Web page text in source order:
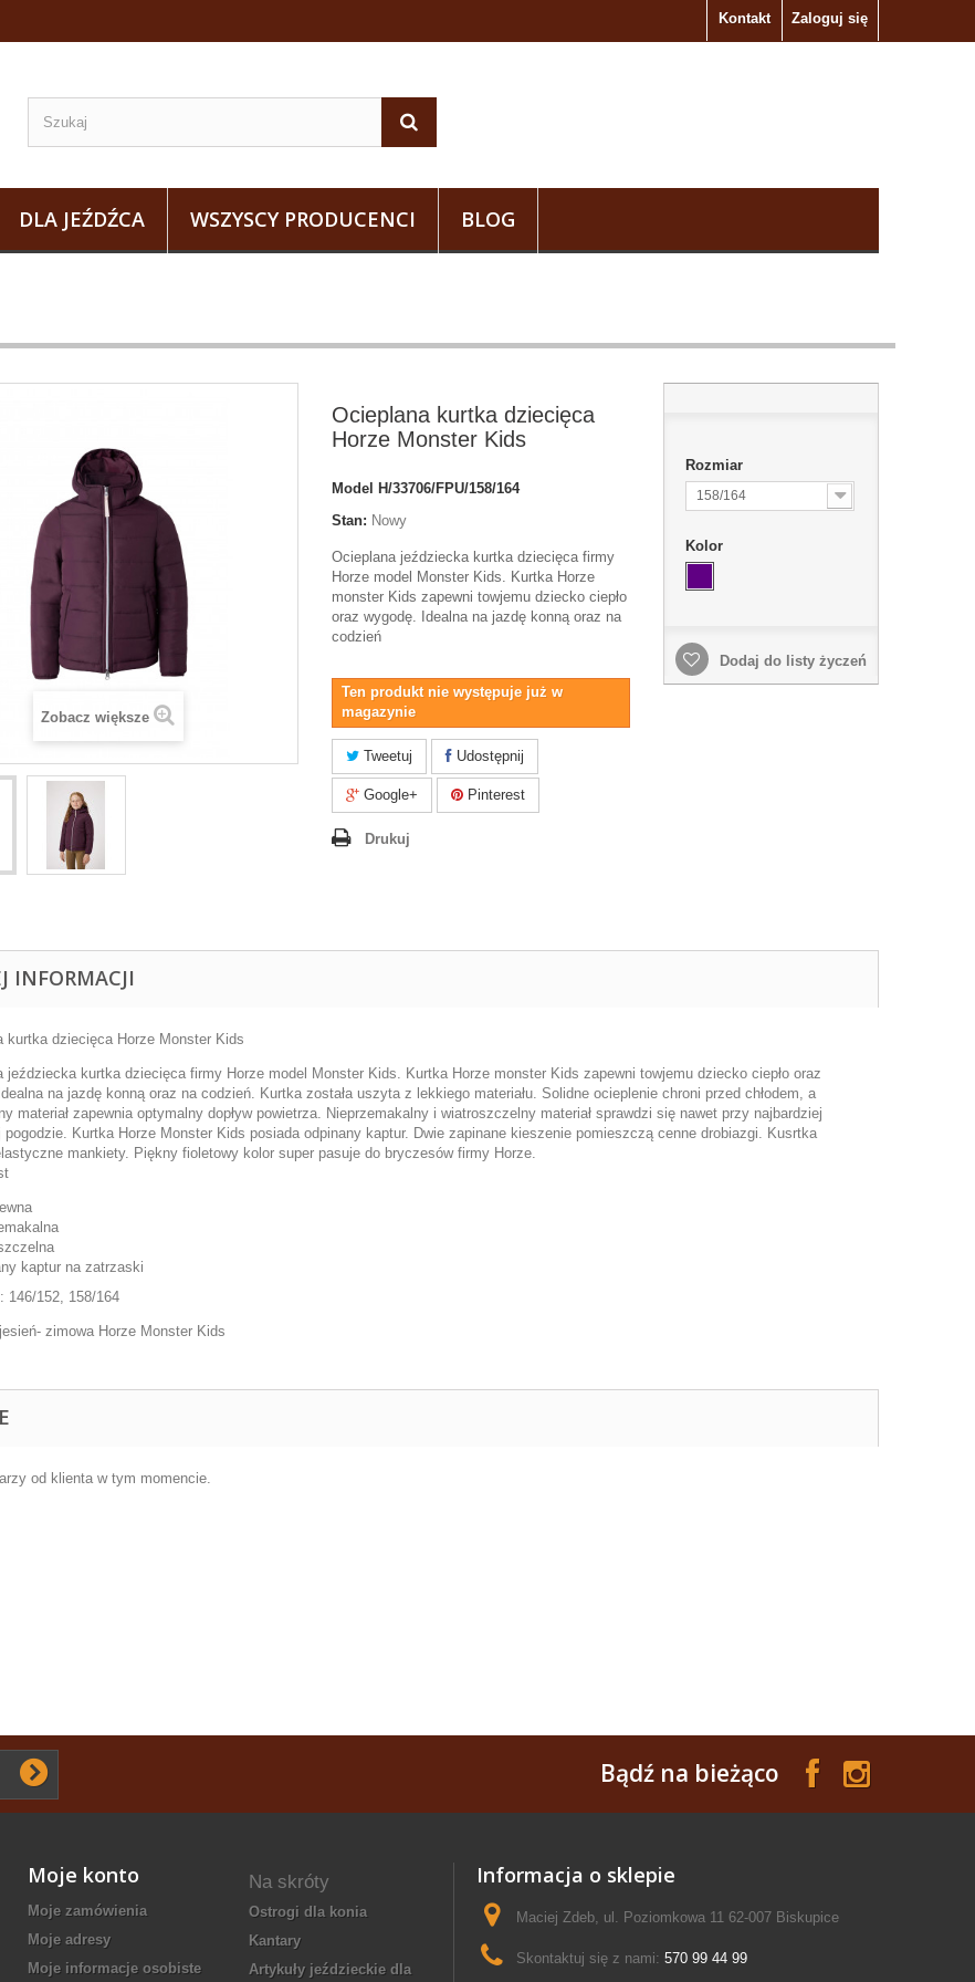
Zaloguj się
Kontakt
DLA JEŹDŹCA WSZYSCY PRODUCENCI BLOG
Zobacz większe
Ocieplana kurtka dziecięca
Horze Monster Kids
Model H/33706/FPU/158/164
Stan: Nowy
Ocieplana jeździecka kurtka dziecięca firmy
Horze model Monster Kids. Kurtka Horze
monster Kids zapewni towjemu dziecko ciepło
oraz wygodę. Idealna na jazdę konną oraz na
codzień
Ten produkt nie występuje już w
magazynie
Tweetuj Udostępnij
Google+ Pinterest
Drukuj
Rozmiar
158/164
Kolor
Dodaj do listy życzeń
INFORMACJI
kurtka dziecięca Horze Monster Kids
jeździecka kurtka dziecięca firmy Horze model Monster Kids. Kurtka Horze monster Kids zapewni towjemu dziecko ciepło oraz
na jazdę konną oraz na codzień. Kurtka została uszyta z lekkiego materiału. Solidne ocieplenie chroni przed chłodem, a
materiał zapewnia optymalny dopływ powietrza. Nieprzemakalny i wiatroszczelny materiał sprawdzi się nawet przy najbardziej
pogodzie. Kurtka Horze Monster Kids posiada odpinany kaptur. Dwie zapinane kieszenie pomieszczą cenne drobiazgi. Kusrtka
mankiety. Piękny fioletowy kolor super pasuje do bryczesów firmy Horze.
kaptur na zatrzaski
146/152, 158/164
zimowa Horze Monster Kids
od klienta w tym momencie.
Bądź na bieżąco
Moje konto
Moje zamówienia
Moje adresy
Moje informacje osobiste
Na skróty
ostrogi dla konia
kantary
artykuły jeździeckie dla
Informacja o sklepie
Maciej Zdeb, ul. Poziomkowa 11 62-007 Biskupice
Skontaktuj się z nami: 570 99 44 99